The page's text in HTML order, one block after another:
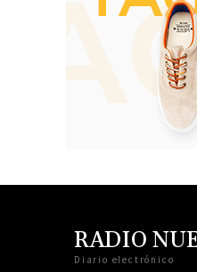
RADIO
Diario electrónico